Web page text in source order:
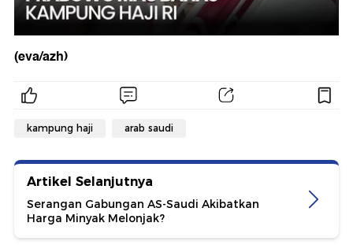
(eva/azh)
kampung haji arab saudi
Artikel Selanjutnya
Serangan Gabungan AS-Saudi Akibatkan
Harga Minyak Melonjak?